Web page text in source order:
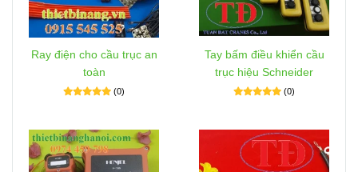
Ray điện cho cầu trục an
toàn
(0)
Tay bấm điều khiển cầu
trục hiệu Schneider
(0)